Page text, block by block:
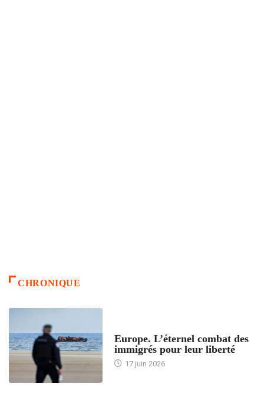
CHRONIQUE
Europe. L’éternel combat des
immigrés pour leur liberté
17 juin 2026